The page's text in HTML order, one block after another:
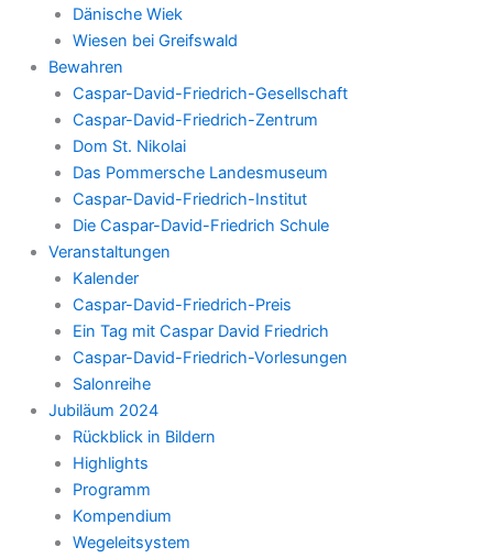
Dänische Wiek
Wiesen bei Greifswald
Bewahren
Caspar-David-Friedrich-Gesellschaft
Caspar-David-Friedrich-Zentrum
Dom St. Nikolai
Das Pommersche Landesmuseum
Caspar-David-Friedrich-Institut
Die Caspar-David-Friedrich Schule
Veranstaltungen
Kalender
Caspar-David-Friedrich-Preis
Ein Tag mit Caspar David Friedrich
Caspar-David-Friedrich-Vorlesungen
Salonreihe
Jubiläum 2024
Rückblick in Bildern
Highlights
Programm
Kompendium
Wegeleitsystem